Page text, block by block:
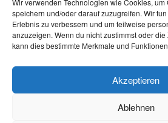
Wir verwenden Technologien wie Cookies, um
speichern und/oder darauf zuzugreifen. Wir
Erlebnis zu verbessern und um teilweise
anzuzeigen. Wenn du nicht zustimmst oder
kann dies bestimmte Merkmale und
Akzeptieren
Ablehnen